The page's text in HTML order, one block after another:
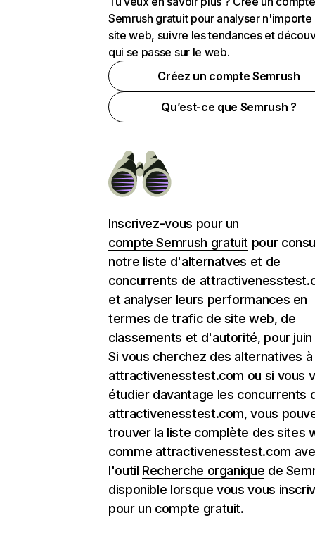
Semrush gratuit pour analyser n'importe
site web, suivre les tendances et
qui se passe sur le web.
Créez un compte Semrush
Qu’est-ce que Semrush ?
Inscrivez-vous pour un
compte Semrush gratuit pour
notre liste d'alternatves et de
concurrents de
et analyser leurs performances en
termes de trafic de site web, de
classements et d'autorité, pour
Si vous cherchez des alternatives à
attractivenesstest.com ou si vous
étudier davantage les concurrents
attractivenesstest.com, vous
trouver la liste complète des sites
comme attractivenesstest.com
l'outil Recherche organique de
disponible lorsque vous vous
pour un compte gratuit.